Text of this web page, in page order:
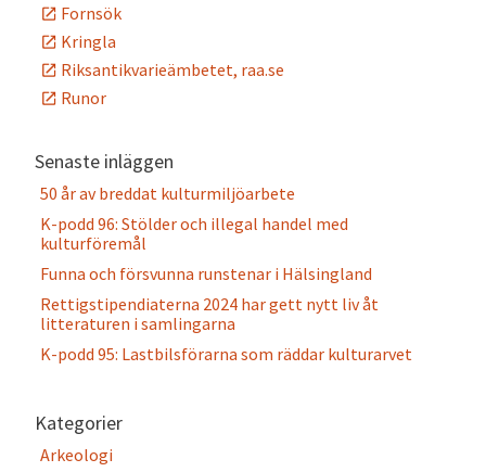
Fornsök
Kringla
Riksantikvarieämbetet, raa.se
Runor
Senaste inläggen
50 år av breddat kulturmiljöarbete
K-podd 96: Stölder och illegal handel med
kulturföremål
Funna och försvunna runstenar i Hälsingland
Rettigstipendiaterna 2024 har gett nytt liv åt
litteraturen i samlingarna
K-podd 95: Lastbilsförarna som räddar kulturarvet
Kategorier
Arkeologi